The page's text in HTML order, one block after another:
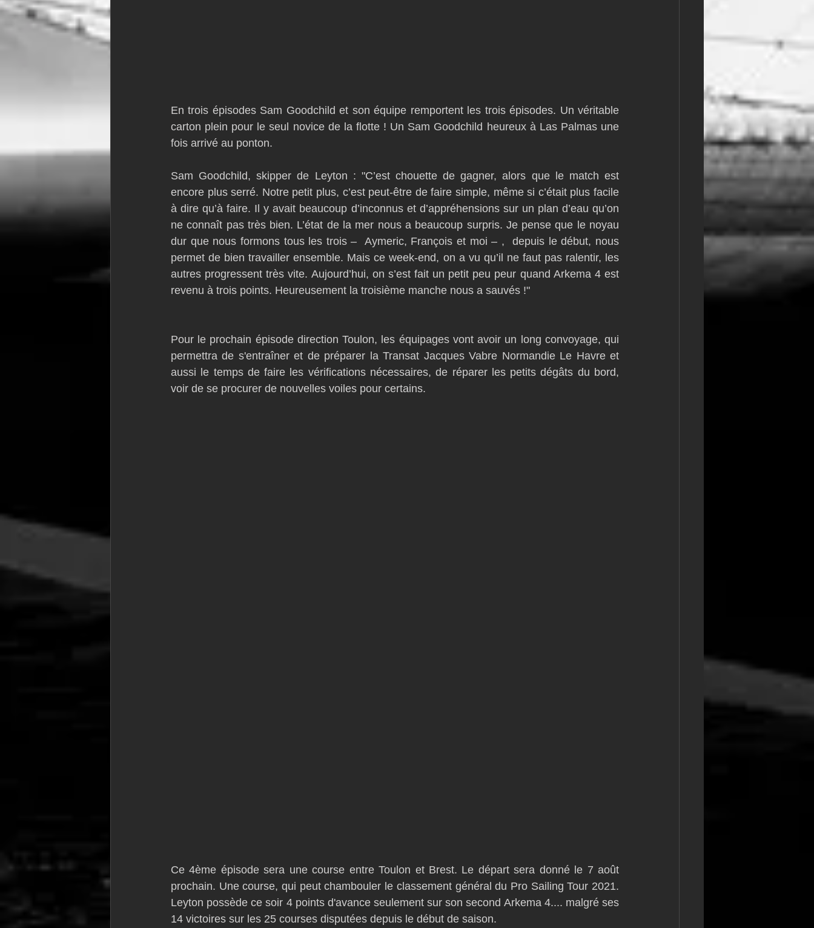
En trois épisodes Sam Goodchild et son équipe remportent les trois épisodes. Un véritable
carton plein pour le seul novice de la flotte ! Un Sam Goodchild heureux à Las Palmas une
fois arrivé au ponton.
Sam Goodchild, skipper de Leyton : "C’est chouette de gagner, alors que le match est
encore plus serré. Notre petit plus, c’est peut-être de faire simple, même si c’était plus facile
à dire qu’à faire. Il y avait beaucoup d’inconnus et d’appréhensions sur un plan d’eau qu’on
ne connaît pas très bien. L’état de la mer nous a beaucoup surpris. Je pense que le noyau
dur que nous formons tous les trois –  Aymeric, François et moi – ,  depuis le début, nous
permet de bien travailler ensemble. Mais ce week-end, on a vu qu’il ne faut pas ralentir, les
autres progressent très vite. Aujourd’hui, on s’est fait un petit peu peur quand Arkema 4 est
revenu à trois points. Heureusement la troisième manche nous a sauvés !"
Pour le prochain épisode direction Toulon, les équipages vont avoir un long convoyage, qui
permettra de s'entraîner et de préparer la Transat Jacques Vabre Normandie Le Havre et
aussi le temps de faire les vérifications nécessaires, de réparer les petits dégâts du bord,
voir de se procurer de nouvelles voiles pour certains.
Ce 4ème épisode sera une course entre Toulon et Brest. Le départ sera donné le 7 août
prochain. Une course, qui peut chambouler le classement général du Pro Sailing Tour 2021.
Leyton possède ce soir 4 points d'avance seulement sur son second Arkema 4.... malgré ses
14 victoires sur les 25 courses disputées depuis le début de saison.